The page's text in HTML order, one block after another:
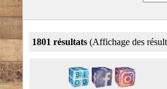
1801 résultats (Affichage des